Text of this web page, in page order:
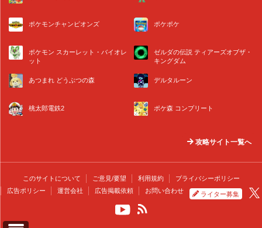
ポケモンチャンピオンズ ポケポケ
ポケモン スカーレット・バイオレ
ット
ゼルダの伝説 ティアーズオブザ・
キングダム
あつまれ どうぶつの森 デルタルーン
桃太郎電鉄2 ポケ森 コンプリート
攻略サイト一覧へ
このサイトについて ご意見/要望 利用規約
プライバシーポリシー
広告ポリシー
運営会社 広告掲載依頼 お問い合わせ ライター募集